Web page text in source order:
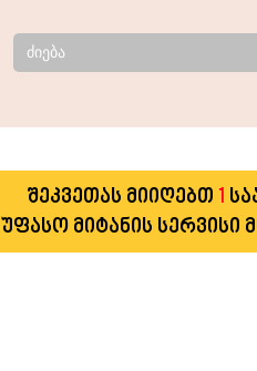
შეკვეთას მიიღებთ 1
უფასო მიტანის სერვისი